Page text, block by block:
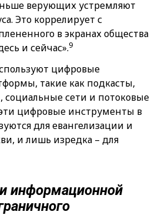
верующих устремляют
Это коррелирует с
в экранах общества
и сейчас».9
цифровые
такие как подкасты,
социальные сети и потоковые
цифровые инструменты в
для евангелизации и
и лишь изредка – для
информационной